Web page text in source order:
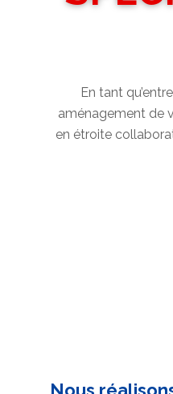
En tant
aménagement de
en étroite